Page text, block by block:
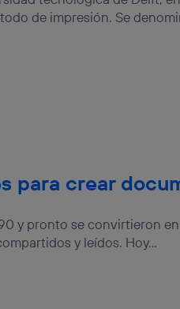
de impresión. Se
para crear
y pronto se convirtieron
y leídos. Hoy...